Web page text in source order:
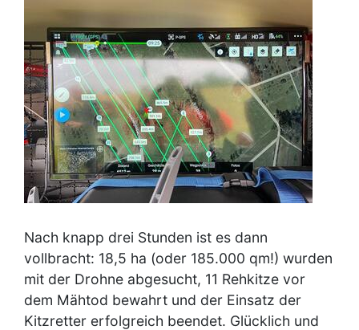
Nach knapp drei Stunden ist es dann
vollbracht: 18,5 ha (oder 185.000 qm!) wurden
mit der Drohne abgesucht, 11 Rehkitze vor
dem Mähtod bewahrt und der Einsatz der
Kitzretter erfolgreich beendet. Glücklich und